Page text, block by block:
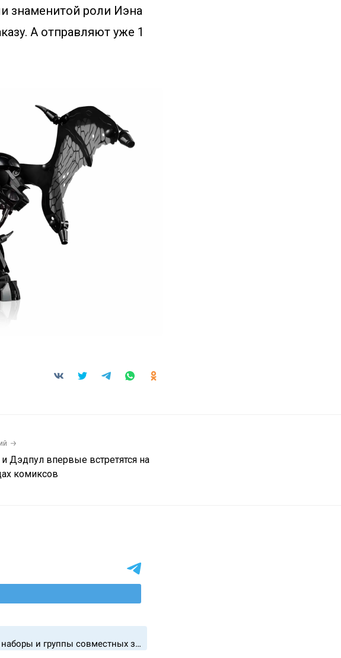
знаменитой роли Иэна
А отправляют уже 1
Дэдпул впервые встретятся на
комиксов